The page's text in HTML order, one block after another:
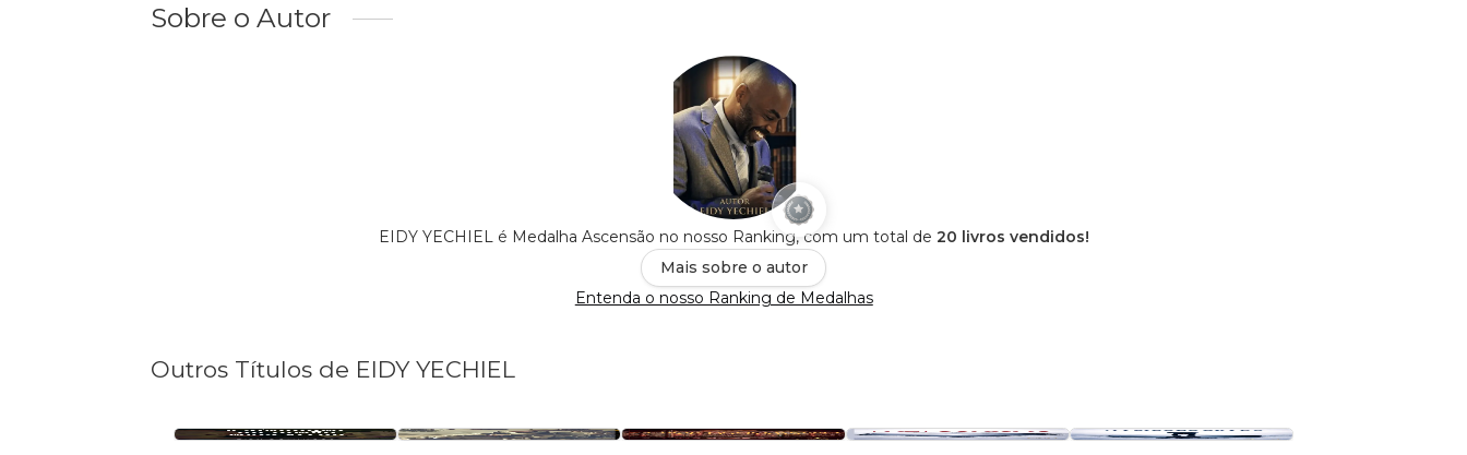
Sobre o Autor
EIDY YECHIEL é Medalha Ascensão no nosso Ranking, com um total de 20 livros vendidos!
Mais sobre o autor
Entenda o nosso Ranking de Medalhas
Outros Títulos de EIDY YECHIEL